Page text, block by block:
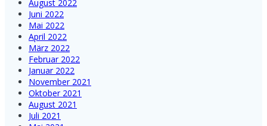
August 2022
Juni 2022
Mai 2022
April 2022
März 2022
Februar 2022
Januar 2022
November 2021
Oktober 2021
August 2021
Juli 2021